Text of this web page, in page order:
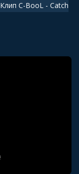
Клип C-BooL - Catch